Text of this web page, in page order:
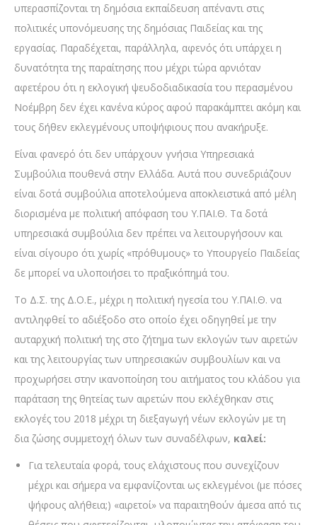
υπερασπίζονται τη δημόσια εκπαίδευση απέναντι στις
πολιτικές υπονόμευσης της δημόσιας Παιδείας και της
εργασίας. Παραδέχεται, παράλληλα, αφενός ότι υπάρχει η
δυνατότητα της παραίτησης που μέχρι τώρα αρνιόταν
αφετέρου ότι η εκλογική ψευδοδιαδικασία του περασμένου
Νοέμβρη δεν έχει κανένα κύρος αφού παρακάμπτει ακόμη και
τους δήθεν εκλεγμένους υποψήφιους που ανακήρυξε.
Είναι φανερό ότι δεν υπάρχουν γνήσια Υπηρεσιακά
Συμβούλια πουθενά στην Ελλάδα. Αυτά που συνεδριάζουν
είναι δοτά συμβούλια αποτελούμενα αποκλειστικά από μέλη
διορισμένα με πολιτική απόφαση του Υ.ΠΑΙ.Θ. Τα δοτά
υπηρεσιακά συμβούλια δεν πρέπει να λειτουργήσουν και
είναι σίγουρο ότι χωρίς «πρόθυμους» το Υπουργείο Παιδείας
δε μπορεί να υλοποιήσει το πραξικόπημά του.
Το Δ.Σ. της Δ.Ο.Ε., μέχρι η πολιτική ηγεσία του Υ.ΠΑΙ.Θ. να
αντιληφθεί το αδιέξοδο στο οποίο έχει οδηγηθεί με την
αυταρχική πολιτική της στο ζήτημα των εκλογών των αιρετών
και της λειτουργίας των υπηρεσιακών συμβουλίων και να
προχωρήσει στην ικανοποίηση του αιτήματος του κλάδου για
παράταση της θητείας των αιρετών που εκλέχθηκαν στις
εκλογές του 2018 μέχρι τη διεξαγωγή νέων εκλογών με τη
δια ζώσης συμμετοχή όλων των συναδέλφων, καλεί:
Για τελευταία φορά, τους ελάχιστους που συνεχίζουν
μέχρι και σήμερα να εμφανίζονται ως εκλεγμένοι (με πόσες
ψήφους αλήθεια;) «αιρετοί» να παραιτηθούν άμεσα από τις